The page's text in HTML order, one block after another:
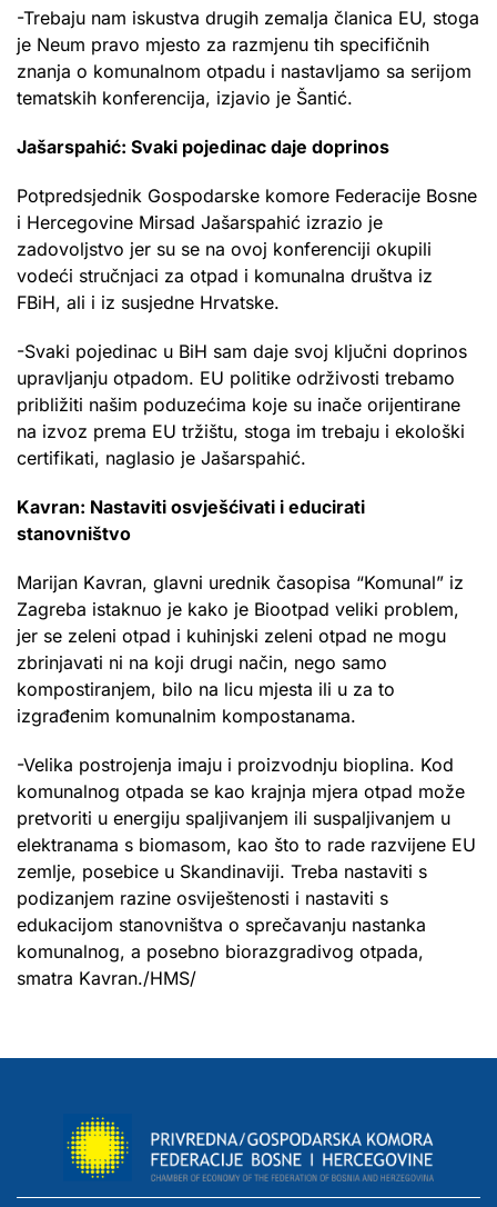
-Trebaju nam iskustva drugih zemalja članica EU, stoga
je Neum pravo mjesto za razmjenu tih specifičnih
znanja o komunalnom otpadu i nastavljamo sa serijom
tematskih konferencija, izjavio je Šantić.
Jašarspahić: Svaki pojedinac daje doprinos
Potpredsjednik Gospodarske komore Federacije Bosne
i Hercegovine Mirsad Jašarspahić izrazio je
zadovoljstvo jer su se na ovoj konferenciji okupili
vodeći stručnjaci za otpad i komunalna društva iz
FBiH, ali i iz susjedne Hrvatske.
-Svaki pojedinac u BiH sam daje svoj ključni doprinos
upravljanju otpadom. EU politike održivosti trebamo
približiti našim poduzećima koje su inače orijentirane
na izvoz prema EU tržištu, stoga im trebaju i ekološki
certifikati, naglasio je Jašarspahić.
Kavran: Nastaviti osvješćivati i educirati
stanovništvo
Marijan Kavran, glavni urednik časopisa “Komunal” iz
Zagreba istaknuo je kako je Biootpad veliki problem,
jer se zeleni otpad i kuhinjski zeleni otpad ne mogu
zbrinjavati ni na koji drugi način, nego samo
kompostiranjem, bilo na licu mjesta ili u za to
izgrađenim komunalnim kompostanama.
-Velika postrojenja imaju i proizvodnju bioplina. Kod
komunalnog otpada se kao krajnja mjera otpad može
pretvoriti u energiju spaljivanjem ili suspaljivanjem u
elektranama s biomasom, kao što to rade razvijene EU
zemlje, posebice u Skandinaviji. Treba nastaviti s
podizanjem razine osviještenosti i nastaviti s
edukacijom stanovništva o sprečavanju nastanka
komunalnog, a posebno biorazgradivog otpada,
smatra Kavran./HMS/